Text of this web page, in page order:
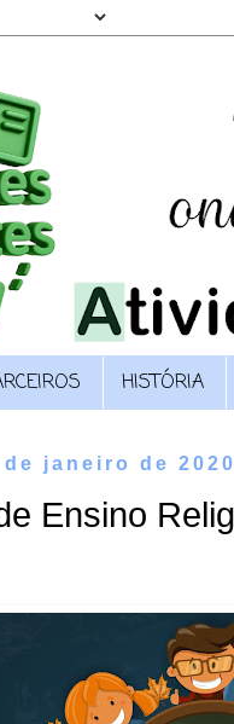
HISTÓRIA
janeiro de
Ensino